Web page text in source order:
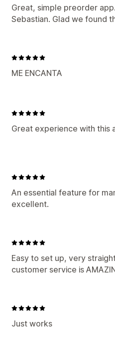
Great, simple preorder
Sebastian. Glad we found
ME ENCANTA
Great experience with this
An essential feature for
excellent.
Easy to set up, very
customer service is
Just works